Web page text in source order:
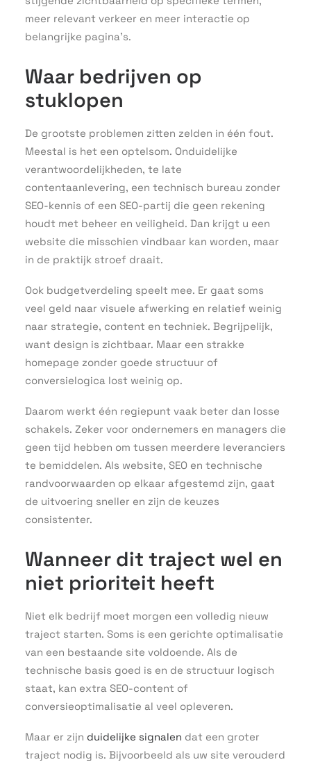
meer relevant verkeer en meer interactie op
belangrijke pagina’s.
Waar bedrijven op
stuklopen
De grootste problemen zitten zelden in één fout.
Meestal is het een optelsom. Onduidelijke
verantwoordelijkheden, te late
contentaanlevering, een technisch bureau zonder
SEO-kennis of een SEO-partij die geen rekening
houdt met beheer en veiligheid. Dan krijgt u een
website die misschien vindbaar kan worden, maar
in de praktijk stroef draait.
Ook budgetverdeling speelt mee. Er gaat soms
veel geld naar visuele afwerking en relatief weinig
naar strategie, content en techniek. Begrijpelijk,
want design is zichtbaar. Maar een strakke
homepage zonder goede structuur of
conversielogica lost weinig op.
Daarom werkt één regiepunt vaak beter dan losse
schakels. Zeker voor ondernemers en managers die
geen tijd hebben om tussen meerdere leveranciers
te bemiddelen. Als website, SEO en technische
randvoorwaarden op elkaar afgestemd zijn, gaat
de uitvoering sneller en zijn de keuzes
consistenter.
Wanneer dit traject wel en
niet prioriteit heeft
Niet elk bedrijf moet morgen een volledig nieuw
traject starten. Soms is een gerichte optimalisatie
van een bestaande site voldoende. Als de
technische basis goed is en de structuur logisch
staat, kan extra SEO-content of
conversieoptimalisatie al veel opleveren.
Maar er zijn duidelijke signalen dat een groter
traject nodig is. Bijvoorbeeld als uw site verouderd